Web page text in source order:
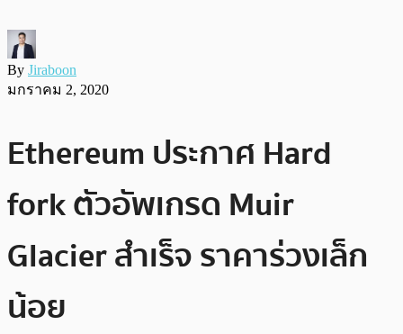
By Jiraboon
มกราคม 2, 2020
Ethereum ประกาศ Hard
fork ตัวอัพเกรด Muir
Glacier สำเร็จ ราคาร่วงเล็ก
น้อย